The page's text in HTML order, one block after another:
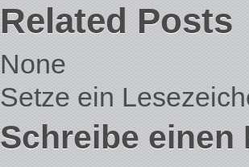
Related Posts
None
Setze ein
Schreibe einen